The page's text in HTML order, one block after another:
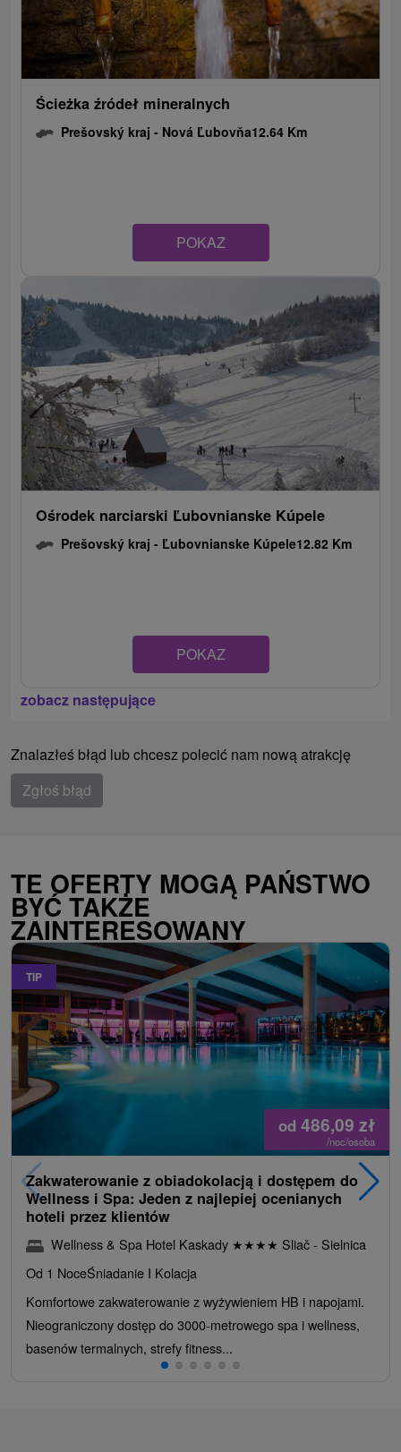
Ścieżka źródeł mineralnych
Prešovský kraj - Nová Ľubovňa12.64 Km
POKAZ
Ośrodek narciarski Ľubovnianske Kúpele
Prešovský kraj - Ľubovnianske Kúpele12.82 Km
POKAZ
zobacz następujące
Znalazłeś błąd lub chcesz polecić nam nową atrakcję
Zgłoś błąd
TE OFERTY MOGĄ PAŃSTWO
BYĆ TAKŻE
ZAINTERESOWANY
TIP
od 486,09 zł
/noc/osoba
Zakwaterowanie z obiadokolacją i dostępem do
Wellness i Spa: Jeden z najlepiej ocenianych
hoteli przez klientów
Wellness & Spa Hotel Kaskady ★★★★ Sliač - Sielnica
Od 1 NoceŚniadanie I Kolacja
Komfortowe zakwaterowanie z wyżywieniem HB i napojami.
Nieograniczony dostęp do 3000-metrowego spa i wellness,
basenów termalnych, strefy fitness...